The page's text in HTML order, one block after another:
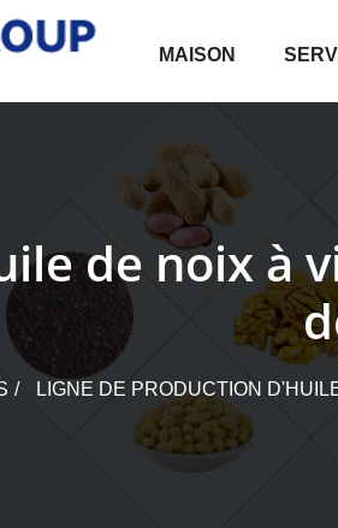
MAISON
de noix à
LIGNE DE PRODUCTION